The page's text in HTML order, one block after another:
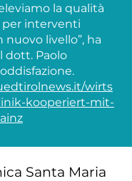
la qualità
per interventi
nuovo livello”, ha
dott. Paolo
wirts
kooperiert-mit-
Santa Maria